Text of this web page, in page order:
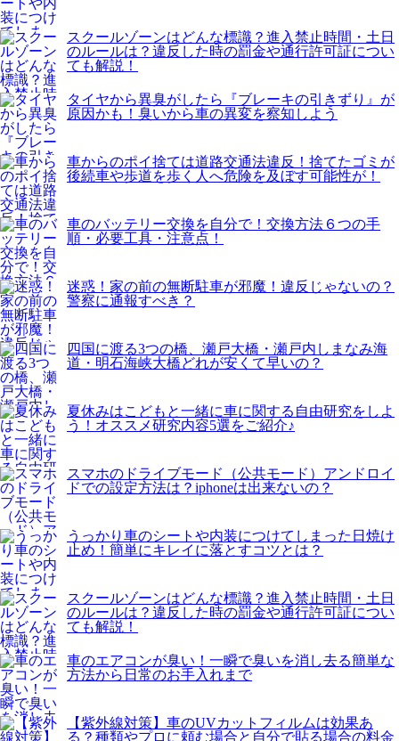
スクールゾーンはどんな標識？進入禁止時間・土日
のルールは？違反した時の罰金や通行許可証につい
ても解説！
タイヤから異臭がしたら『ブレーキの引きずり』が
原因かも！臭いから車の異変を察知しよう
車からのポイ捨ては道路交通法違反！捨てたゴミが
後続車や歩道を歩く人へ危険を及ぼす可能性が！
車のバッテリー交換を自分で！交換方法６つの手
順・必要工具・注意点！
迷惑！家の前の無断駐車が邪魔！違反じゃないの？
警察に通報すべき？
四国に渡る3つの橋、瀬戸大橋・瀬戸内しまなみ海
道・明石海峡大橋どれが安くて早いの？
夏休みはこどもと一緒に車に関する自由研究をしよ
う！オススメ研究内容5選をご紹介♪
スマホのドライブモード（公共モード）アンドロイ
ドでの設定方法は？iphoneは出来ないの？
うっかり車のシートや内装につけてしまった日焼け
止め！簡単にキレイに落とすコツとは？
スクールゾーンはどんな標識？進入禁止時間・土日
のルールは？違反した時の罰金や通行許可証につい
ても解説！
車のエアコンが臭い！一瞬で臭いを消し去る簡単な
方法から日常のお手入れまで
【紫外線対策】車のUVカットフィルムは効果あ
る？種類やプロに頼む場合と自分で貼る場合の料金